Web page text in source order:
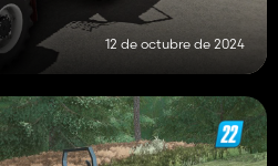
12 de octubre de 2024